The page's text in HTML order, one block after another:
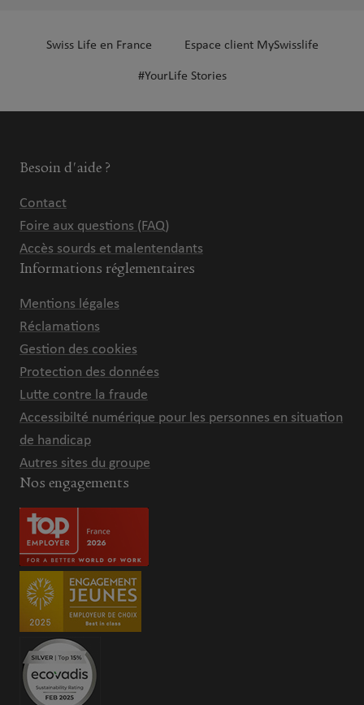
Swiss Life en France Espace client MySwisslife
#YourLife Stories
Besoin d'aide ?
Contact
Foire aux questions (FAQ)
Accès sourds et malentendants
Informations réglementaires
Mentions légales
Réclamations
Gestion des cookies
Protection des données
Lutte contre la fraude
Accessibilté numérique pour les personnes en situation
de handicap
Autres sites du groupe
Nos engagements